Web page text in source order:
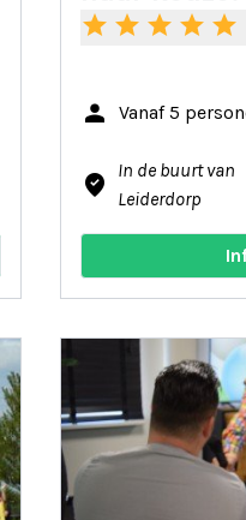
star star star star star
person Vanaf 5
where_to_vote
In de buurt van
Leiderdorp